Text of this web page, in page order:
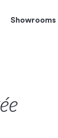
Showrooms